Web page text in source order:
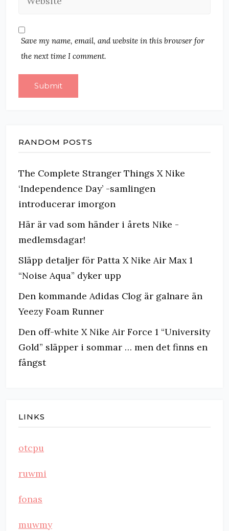
Save my name, email, and website in this browser for
the next time I comment.
RANDOM POSTS
The Complete Stranger Things X Nike
‘Independence Day’ -samlingen
introducerar imorgon
Här är vad som händer i årets Nike -
medlemsdagar!
Släpp detaljer för Patta X Nike Air Max 1
“Noise Aqua” dyker upp
Den kommande Adidas Clog är galnare än
Yeezy Foam Runner
Den off-white X Nike Air Force 1 “University
Gold” släpper i sommar … men det finns en
fångst
LINKS
otcpu
ruwmi
fonas
muwmy